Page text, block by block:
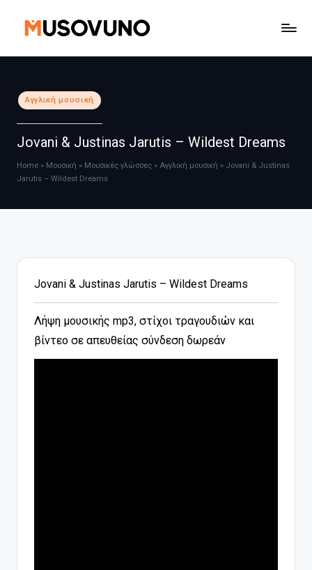
Μετάβαση
Αναρτήθηκε
σε
Αγγλική μουσική
Jovani & Justinas Jarutis – Wildest Dreams
Home » Μουσική » Μουσικές γλώσσες » Αγγλική μουσική » Jovani & Justinas
Jarutis – Wildest Dreams
Jovani & Justinas Jarutis – Wildest Dreams
Λήψη μουσικής mp3, στίχοι τραγουδιών και
βίντεο σε απευθείας σύνδεση δωρεάν